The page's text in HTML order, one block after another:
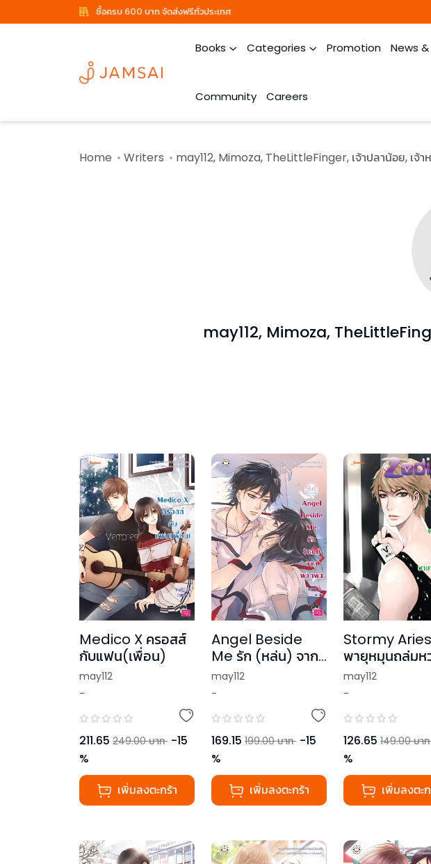
ซื้อครบ 600 บาท จัดส่งฟรีทั่วประเทศ
Books Categories Promotion News
Community Careers
Home Writers may112, Mimoza, TheLittleFinger, เจ้าปลาน้อย, เจ้
may112, Mimoza,
Medico X ครอสส์
กับแฟน(เพื่อน)
may112
-
211.65 249.00 บาท -15
%
เพิ่มลงตะกร้า
Angel Beside
Me รัก (หล่น) จาก
ฟากฟ้า
may112
-
169.15 199.00 บาท -15
%
เพิ่มลงตะกร้า
Stormy Aries
พายุหมุนถล่มห
ใจนายจอมซ่าส์
may112
-
126.65 149.00 บาท
%
เพิ่มลงตะ